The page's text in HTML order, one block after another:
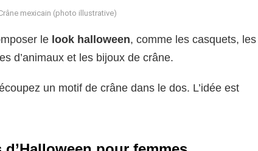
mexicain (photo illustrative)
le look halloween, comme les casquets, les
d’animaux et les bijoux de crâne.
un motif de crâne dans le dos. L’idée est